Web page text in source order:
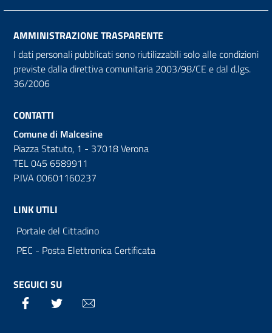
AMMINISTRAZIONE TRASPARENTE
I dati personali pubblicati sono riutilizzabili solo alle condizioni
previste dalla direttiva comunitaria 2003/98/CE e dal d.lgs.
36/2006
CONTATTI
Comune di Malcesine
Piazza Statuto, 1 - 37018 Verona
TEL 045 6589911
P.IVA 00601160237
LINK UTILI
Portale del Cittadino
PEC - Posta Elettronica Certificata
SEGUICI SU
Facebook Twitter